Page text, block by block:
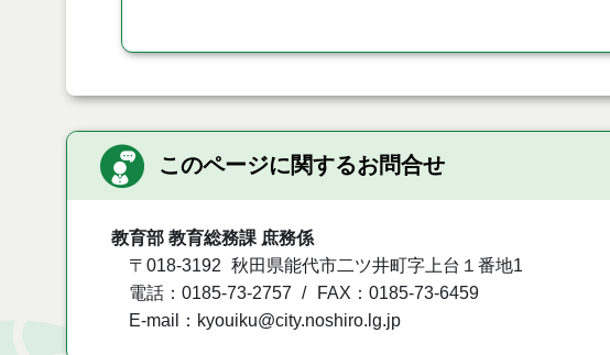
このページに関するお問合せ
教育部 教育総務課 庶務係
〒018-3192
秋田県能代市二ツ井町字上台１番地1
電話：0185-73-2757
FAX：0185-73-6459
E-mail：kyouiku@city.noshiro.lg.jp